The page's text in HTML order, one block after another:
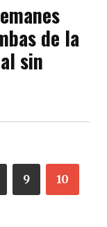
de la
sin
9 10